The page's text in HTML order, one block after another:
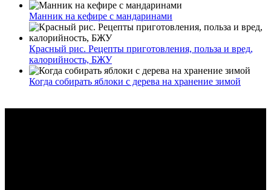
Манник на кефире с мандаринами
Красный рис. Рецепты приготовления, польза и вред,
калорийность, БЖУ
Когда собирать яблоки с дерева на хранение зимой